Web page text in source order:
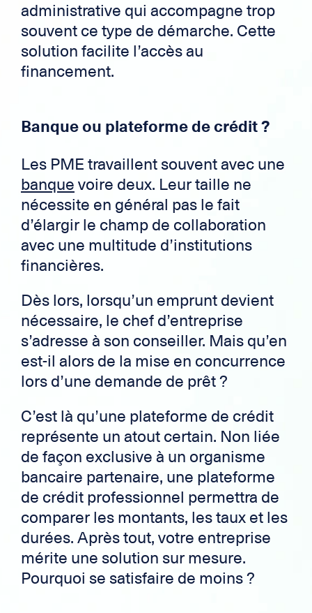
administrative qui accompagne trop
souvent ce type de démarche. Cette
solution facilite l’accès au
financement.
Banque ou plateforme de crédit ?
Les PME travaillent souvent avec une
banque voire deux. Leur taille ne
nécessite en général pas le fait
d’élargir le champ de collaboration
avec une multitude d’institutions
financières.
Dès lors, lorsqu’un emprunt devient
nécessaire, le chef d’entreprise
s’adresse à son conseiller. Mais qu’en
est-il alors de la mise en concurrence
lors d’une demande de prêt ?
C’est là qu’une plateforme de crédit
représente un atout certain. Non liée
de façon exclusive à un organisme
bancaire partenaire, une plateforme
de crédit professionnel permettra de
comparer les montants, les taux et les
durées. Après tout, votre entreprise
mérite une solution sur mesure.
Pourquoi se satisfaire de moins ?